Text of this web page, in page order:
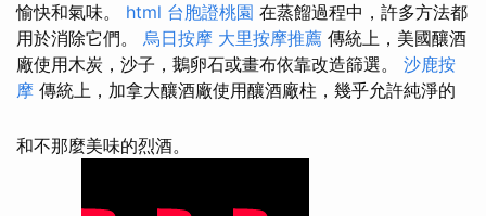
愉快和氣味。 html 台胞證桃園 在蒸餾過程中，許多方法都
用於消除它們。 烏日按摩 大里按摩推薦 傳統上，美國釀酒
廠使用木炭，沙子，鵝卵石或畫布依靠改造篩選。 沙鹿按
摩 傳統上，加拿大釀酒廠使用釀酒廠柱，幾乎允許純淨的
和不那麼美味的烈酒。